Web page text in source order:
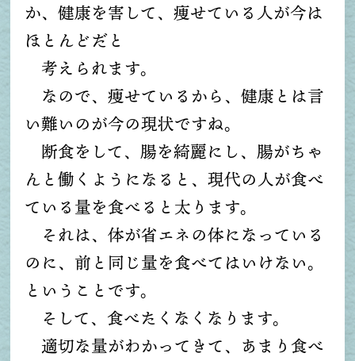
か、健康を害して、痩せている人が今は
ほとんどだと
考えられます。
なので、痩せているから、健康とは言
い難いのが今の現状ですね。
断食をして、腸を綺麗にし、腸がちゃ
んと働くようになると、現代の人が食べ
ている量を食べると太ります。
それは、体が省エネの体になっている
のに、前と同じ量を食べてはいけない。
ということです。
そして、食べたくなくなります。
適切な量がわかってきて、あまり食べ